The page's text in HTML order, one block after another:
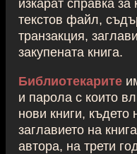
изкарат справка за
текстов файл,
транзакция,
закупената книга.
Библиотекарите
и парола с които
нови книги,
заглавието на
автора, на трети